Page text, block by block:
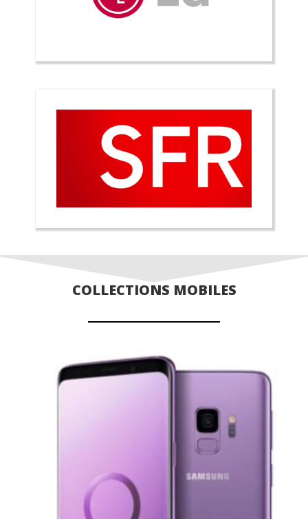
COLLECTIONS MOBILES